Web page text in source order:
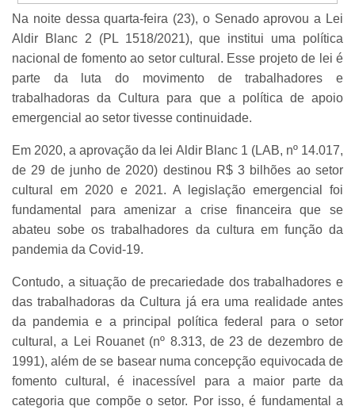
Na noite dessa quarta-feira (23), o Senado aprovou a Lei
Aldir Blanc 2 (PL 1518/2021), que institui uma política
nacional de fomento ao setor cultural. Esse projeto de lei é
parte da luta do movimento de trabalhadores e
trabalhadoras da Cultura para que a política de apoio
emergencial ao setor tivesse continuidade.
Em 2020, a aprovação da lei Aldir Blanc 1 (LAB, nº 14.017,
de 29 de junho de 2020) destinou R$ 3 bilhões ao setor
cultural em 2020 e 2021. A legislação emergencial foi
fundamental para amenizar a crise financeira que se
abateu sobe os trabalhadores da cultura em função da
pandemia da Covid-19.
Contudo, a situação de precariedade dos trabalhadores e
das trabalhadoras da Cultura já era uma realidade antes
da pandemia e a principal política federal para o setor
cultural, a Lei Rouanet (nº 8.313, de 23 de dezembro de
1991), além de se basear numa concepção equivocada de
fomento cultural, é inacessível para a maior parte da
categoria que compõe o setor. Por isso, é fundamental a